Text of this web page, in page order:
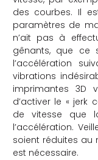
des courbes. Il
paramètres de
n’ait pas à
gênants, que ce
l’accélération
vibrations
imprimantes 3D
d’activer le « jerk
de vitesse que
l’accélération.
soient réduites au
est nécessaire.